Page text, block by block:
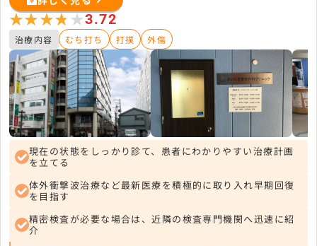
★★★★★
★★★★★3.72
治療内容 むち打ち 打撲 外傷
現在の状態をしっかり診て、患者にわかりやすい治療計画
を立てる
体外衝撃波治療など最新医療を積極的に取り入れ早期回復
を目指す
精密検査が必要な場合は、近隣の検査専門機関へ迅速に紹
介